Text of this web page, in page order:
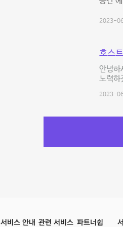
2023-
호스
안녕하
노력
2023-
서비스 안내 관련 서비스 파트너쉽